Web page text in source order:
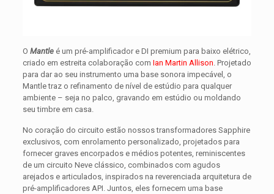
O Mantleé um pré-amplificador e DI premium para baixo elétrico,
criado em estreita colaboração com Ian Martin Allison . Projetado
para dar ao seu instrumento uma base sonora impecável, o
Mantle traz o refinamento de nível de estúdio para qualquer
ambiente – seja no palco, gravando em estúdio ou moldando
seu timbre em casa.
No coração do circuito estão nossos transformadores Sapphire
exclusivos, com enrolamento personalizado, projetados para
fornecer graves encorpados e médios potentes, reminiscentes
de um circuito Neve clássico, combinados com agudos
arejados e articulados, inspirados na reverenciada arquitetura de
pré-amplificadores API. Juntos, eles fornecem uma base